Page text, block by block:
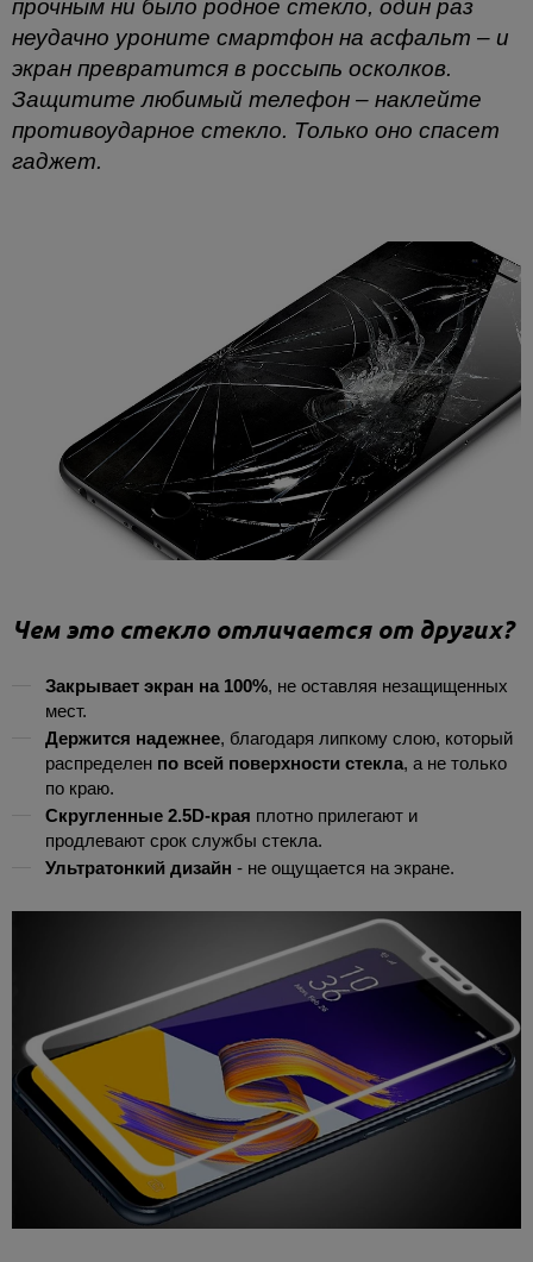
прочным ни было родное стекло, один раз
неудачно уроните смартфон на асфальт – и
экран превратится в россыпь осколков.
Защитите любимый телефон – наклейте
противоударное стекло. Только оно спасет
гаджет.
Чем это стекло отличается от других?
Закрывает экран на 100%, не оставляя незащищенных
мест.
Держится надежнее, благодаря липкому слою, который
распределен по всей поверхности стекла, а не только
по краю.
Скругленные 2.5D-края плотно прилегают и
продлевают срок службы стекла.
Ультратонкий дизайн - не ощущается на экране.